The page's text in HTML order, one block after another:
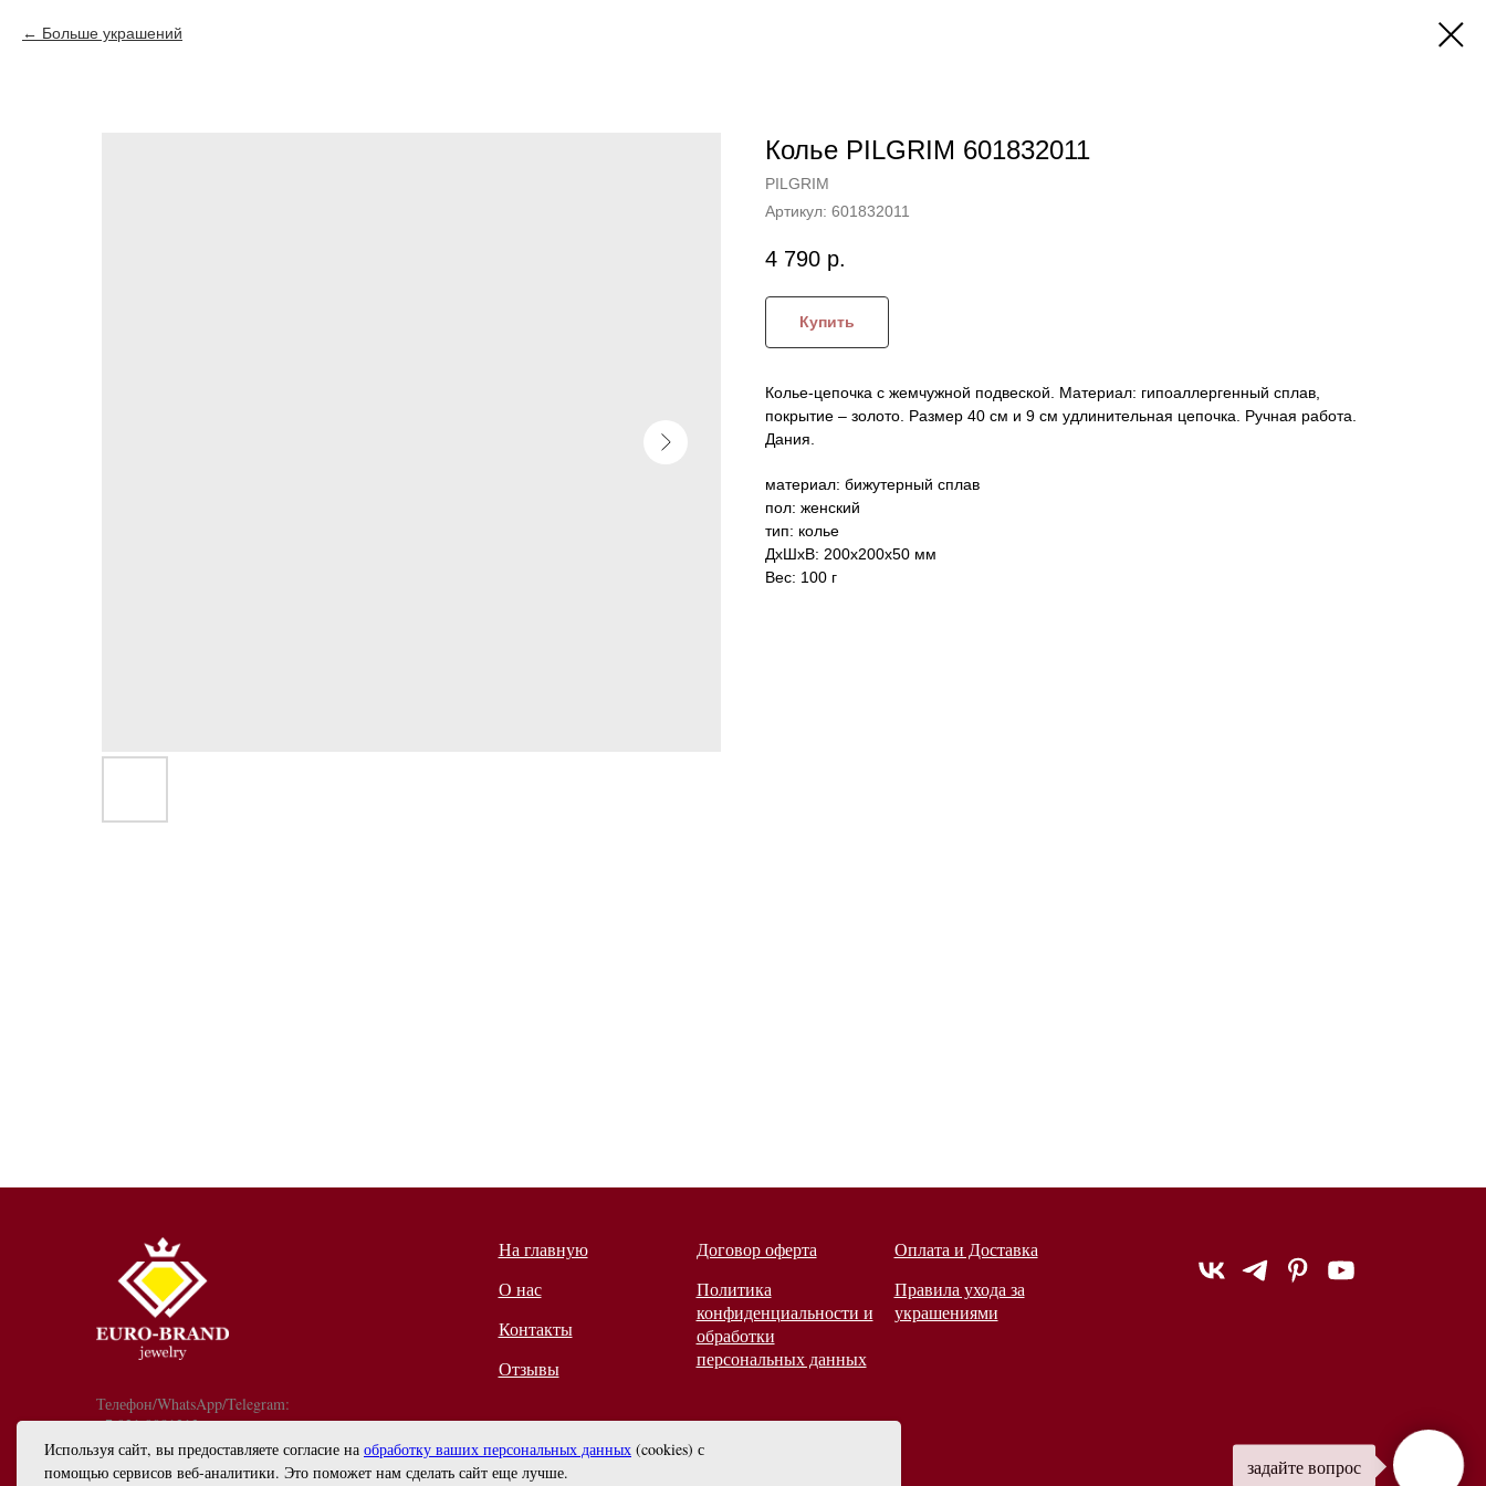
Больше украшений
Колье PILGRIM 601832011
PILGRIM
Артикул: 601832011
4 790 р.
Купить
Колье-цепочка с жемчужной подвеской. Материал: гипоаллергенный сплав,
покрытие – золото. Размер 40 см и 9 см удлинительная цепочка. Ручная работа.
Дания.
материал: бижутерный сплав
пол: женский
тип: колье
ДxШxВ: 200x200x50 мм
Вес: 100 г
задайте вопрос
Используя сайт, вы предоставляете согласие на обработку ваших персональных данных (cookies) с
помощью сервисов веб-аналитики. Это поможет нам сделать сайт еще лучше.
Телефон/WhatsApp/Telegram:
+7 921 9081213
График работы: с 10:00 до 18:00
info@euro-brand.ru
На главную
О нас
Контакты
Отзывы
Договор оферта
Политика
конфиденциальности и
обработки
персональных данных
Оплата и Доставка
Правила ухода за
украшениями